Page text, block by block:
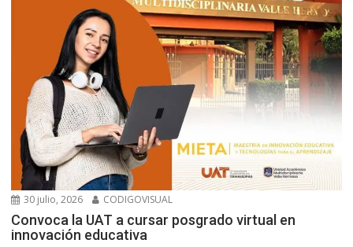
30 julio, 2026 CODIGOVISUAL
Convoca la UAT a cursar posgrado virtual en
innovación educativa